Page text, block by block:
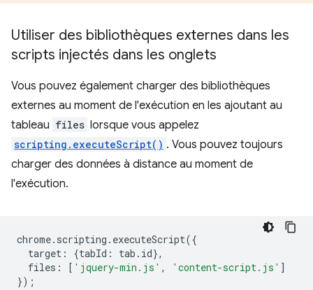
Utiliser des bibliothèques externes dans les
scripts injectés dans les onglets
Vous pouvez également charger des bibliothèques
externes au moment de l'exécution en les ajoutant au
tableau files lorsque vous appelez
scripting.executeScript() . Vous pouvez toujours
charger des données à distance au moment de
l'exécution.
chrome. scripting . executeScript({
target : {tabId : tab . id},
files : [ 'jquery-min.js' , 'content-script.js' ]
});